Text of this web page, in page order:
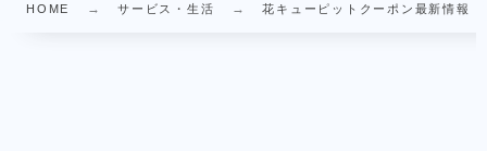
HOME サービス・生活 花キューピットクーポン最新情報